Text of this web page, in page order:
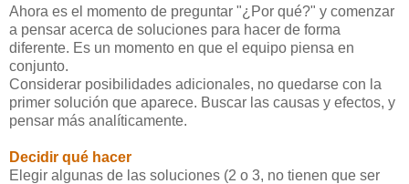
Ahora es el momento de preguntar "¿Por qué?" y comenzar
a pensar acerca de soluciones para hacer de forma
diferente. Es un momento en que el equipo piensa en
conjunto.
Considerar posibilidades adicionales, no quedarse con la
primer solución que aparece. Buscar las causas y efectos, y
pensar más analíticamente.
Decidir qué hacer
Elegir algunas de las soluciones (2 o 3, no tienen que ser